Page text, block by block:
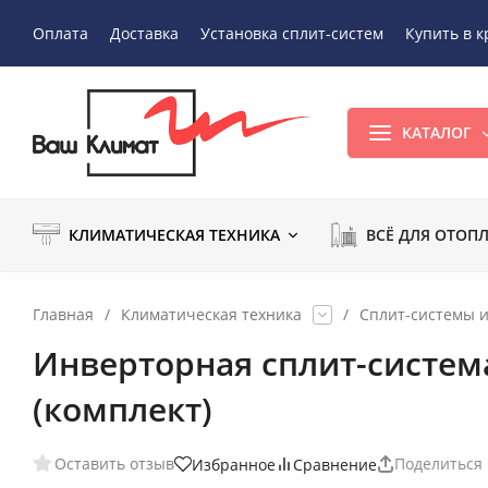
Оплата Доставка Установка сплит-систем Купить в
КАТАЛОГ
КЛИМАТИЧЕСКАЯ ТЕХНИКА ВСЁ ДЛЯ
Главная / Климатическая техника / Сплит-системы
Инверторная сплит-
(комплект)
Оставить отзыв Избранное Сравнение Поделиться